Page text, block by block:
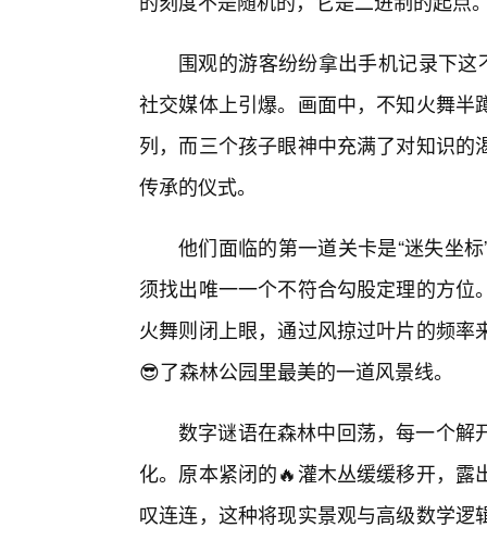
围观的游客纷纷拿出手机记录下
社交媒体上引爆。画面中，不知火舞
列，而三个孩子眼神中充满了对知识
传承的仪式。
他们面临的第一道关卡是“迷失坐
须找出唯一一个不符合勾股定理的方
火舞则闭上眼，通过风掠过叶片的频
😎了森林公园里最美的一道风景线。
数字谜语在森林中回荡，每一个解
化。原本紧闭的🔥灌木丛缓缓移开，
叹连连，这种将现实景观与高级数学